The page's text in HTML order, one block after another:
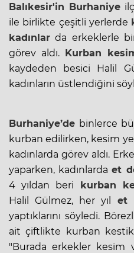
Balıkesir'in Burhaniye
ile birlikte çeşitli yerlerde
kadınlar da erkeklerle
görev aldı. Kurban
kaydeden besici Halil
kadınların üstlendiğini
Burhaniye’de binlerce
kurban edilirken, kesim
kadınlarda görev aldı.
yaparken, kadınlardaet
4 yıldan beri kurban
Halil Gülmez, her yıl et
yaptıklarını söyledi.
ait çiftlikte kurban
"Burada erkekler kesim